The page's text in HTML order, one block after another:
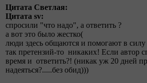
Цитата Светлая:
Цитата sv:
спросили "что надо", а ответить ?
а вот это было жестко(
люди здесь общаются и помогают в
так претензий-то никаких! Если автор
время и ответить?! (никак уж 20 дней
надеяться?.....без обид)))